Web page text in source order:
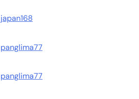
japan168
panglima77
panglima77